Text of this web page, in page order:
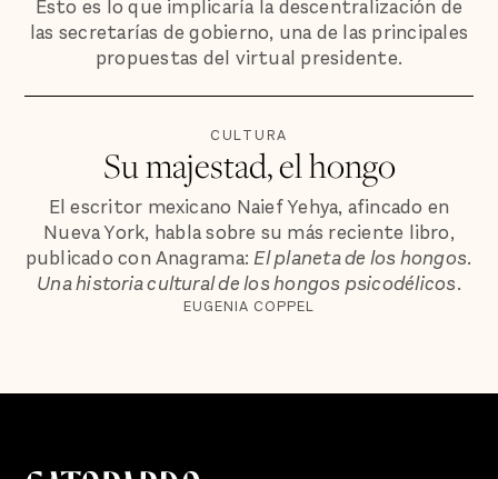
Esto es lo que implicaría la descentralización de
las secretarías de gobierno, una de las principales
propuestas del virtual presidente.
CULTURA
Su majestad, el hongo
El escritor mexicano Naief Yehya, afincado en
Nueva York, habla sobre su más reciente libro,
publicado con Anagrama:El planeta de los hongos.
Una historia cultural de los hongos psicodélicos.
EUGENIA COPPEL